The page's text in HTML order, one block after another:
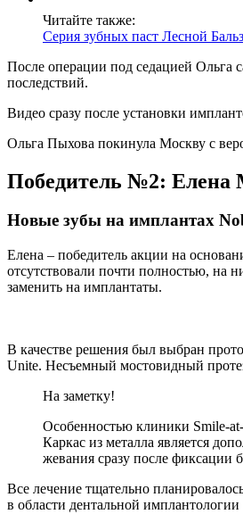
Читайте также:
Серия зубных паст Лесной
После операции под седацией Ольга
последствий.
Видео сразу после установки
Ольга Пыхова покинула Москву с
Победитель №2: Елена
Новые зубы на имплантах
Елена – победитель акции на
отсутствовали почти полностью, на
заменить на имплантаты.
В качестве решения был выбран
Unite. Несъемный мостовидный
На заметку!
Особенностью клиники Smile-
Каркас из металла является
жевания сразу после фиксации
Все лечение тщательно
в области дентальной